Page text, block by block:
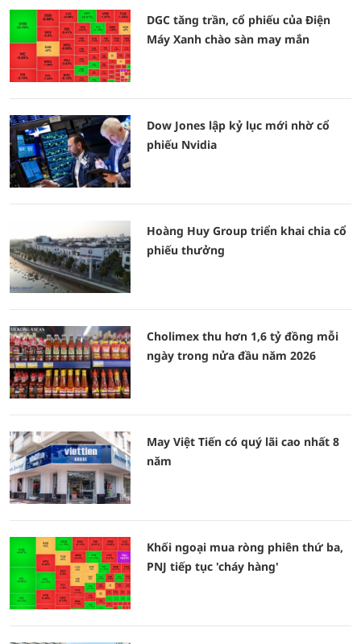
DGC tăng trần, cổ phiếu của Điện
Máy Xanh chào sàn may mắn
Dow Jones lập kỷ lục mới nhờ cổ
phiếu Nvidia
Hoàng Huy Group triển khai chia cổ
phiếu thưởng
Cholimex thu hơn 1,6 tỷ đồng mỗi
ngày trong nửa đầu năm 2026
May Việt Tiến có quý lãi cao nhất 8
năm
Khối ngoại mua ròng phiên thứ ba,
PNJ tiếp tục 'cháy hàng'